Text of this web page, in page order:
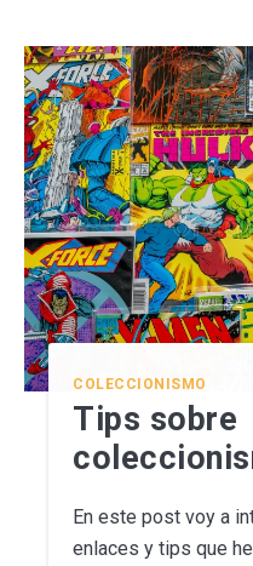
COLECCIONISMO
Tips sobre
En este post voy a
enlaces y tips que